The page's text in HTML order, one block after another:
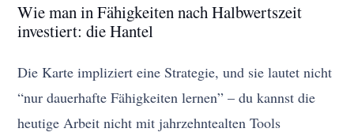
Wie man in Fähigkeiten nach Halbwertszeit
investiert: die Hantel
Die Karte impliziert eine Strategie, und sie lautet nicht
“nur dauerhafte Fähigkeiten lernen” – du kannst die
heutige Arbeit nicht mit jahrzehntealten Tools